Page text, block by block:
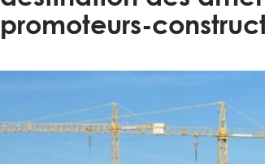
promoteurs-